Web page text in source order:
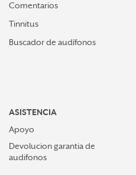
Comentarios
Tinnitus
Buscador de audífonos
ASISTENCIA
Apoyo
Devolucion garantia de
audifonos